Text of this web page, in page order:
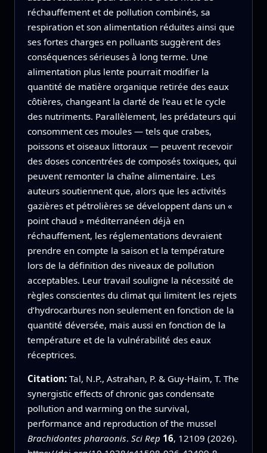
réchauffement et de pollution combinés, sa
respiration et son alimentation réduites ainsi que
ses fortes charges en polluants suggèrent des
conséquences sérieuses à long terme. Une
alimentation plus lente pourrait modifier la
quantité de matière organique retirée des eaux
côtières, changeant la clarté de l’eau et le cycle
des nutriments. Parallèlement, les prédateurs qui
consomment ces moules — tels que crabes,
poissons et oiseaux littoraux — peuvent recevoir
des doses concentrées de composés toxiques, qui
peuvent remonter la chaîne alimentaire. Les
auteurs soutiennent que, alors que les activités
gazières et pétrolières se développent dans un «
point chaud » méditerranéen déjà en
réchauffement, les réglementations devraient
prendre en compte la saison et la température
lors de la définition des niveaux de pollution
acceptables. Leur travail souligne la nécessité de
règles conscientes du climat qui limitent les rejets
d’hydrocarbures non seulement en fonction de la
quantité déversée, mais aussi en fonction de la
température et de la vulnérabilité des eaux
réceptrices.
Citation: Tal, N.P., Astrahan, P. & Guy-Haim, T. The
synergistic effects of chronic gas condensate
pollution and warming on the survival,
performance and reproduction of the mussel
Brachidontes pharaonis. Sci Rep 16, 12109 (2026).